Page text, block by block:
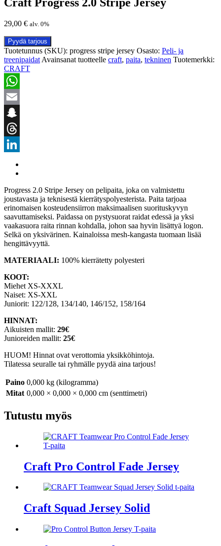
29,00 € alv. 0%
Pyydä tarjous
Tuotetunnus (SKU): progress stripe jersey Osasto: Peli- ja
treenipaidat Avainsanat tuotteelle craft, paita, tekninen Tuotemerkki:
CRAFT
WhatsApp
Email
Snapchat
Threads
Progress 2.0 Stripe Jersey on pelipaita, joka on valmistettu
joustavasta ja teknisestä kierrätyspolyesterista. Paita tarjoaa
erinomaisen kosteudensiirron maksimaalisen suorituskyvyn
saavuttamiseksi. Paidassa on pystysuorat raidat edessä ja yksi
vaakasuora raita rinnan kohdalla, johon saa hyvin lisättyä logon.
Selkä on yksivärinen. Kainaloissa mesh-kangasta tuomaan lisää
hengittävyyttä.
MATERIAALI: 100% kierrätetty polyesteri
KOOT:
Miehet XS‐XXXL
Naiset: XS‐XXL
Juniorit: 122/128, 134/140, 146/152, 158/164
HINNAT:
Aikuisten mallit: 29€
Junioreiden mallit: 25€
HUOM! Hinnat ovat verottomia yksikköhintoja.
Tilatessa seuralle tai ryhmälle pyydä aina tarjous!
Paino 0,000 kg (kilogramma)
Mitat 0,000 × 0,000 × 0,000 cm (senttimetri)
Tutustu myös
Craft Pro Control Fade Jersey
Craft Squad Jersey Solid